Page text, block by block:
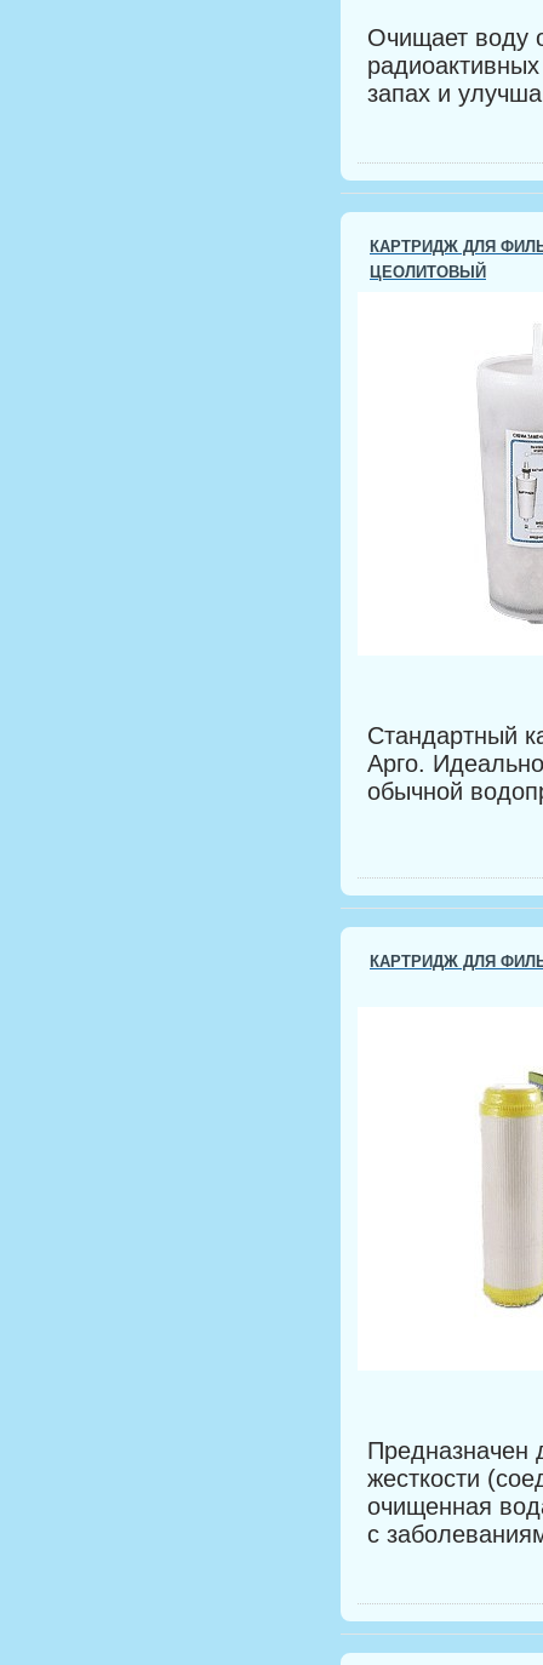
Очищает воду
запах и
КАРТРИДЖ ДЛЯ
ЦЕОЛИТОВЫЙ
Стандартный
Арго.
обычной
КАРТРИДЖ ДЛЯ
Предназначен
жесткости
очищенная
с